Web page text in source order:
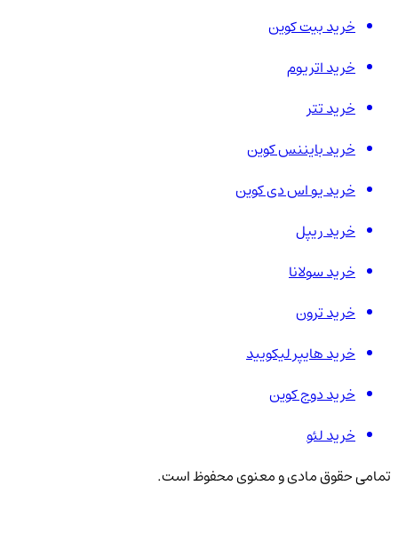
خرید بیت کوین
خرید اتریوم
خرید تتر
خرید بایننس کوین
خرید یو اس دی کوین
خرید ریپل
خرید سولانا
خرید ترون
خرید هایپر لیکویید
خرید دوج کوین
خرید لئو
تمامی حقوق مادی و معنوی محفوظ است.